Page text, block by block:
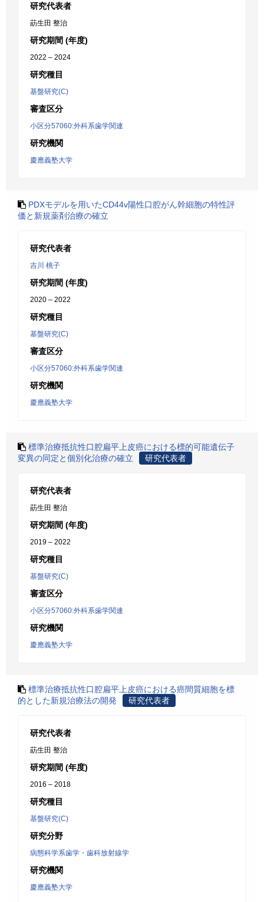
研究代表者
莇生田 整治
研究期間 (年度)
2022 – 2024
研究種目
基盤研究(C)
審査区分
小区分57060:外科系歯学関連
研究機関
慶應義塾大学
PDXモデルを用いたCD44v陽性口腔がん幹細胞の特性評
価と新規薬剤治療の確立
研究代表者
吉川 桃子
研究期間 (年度)
2020 – 2022
研究種目
基盤研究(C)
審査区分
小区分57060:外科系歯学関連
研究機関
慶應義塾大学
標準治療抵抗性口腔扁平上皮癌における標的可能遺伝子
変異の同定と個別化治療の確立
研究代表者
研究代表者
莇生田 整治
研究期間 (年度)
2019 – 2022
研究種目
基盤研究(C)
審査区分
小区分57060:外科系歯学関連
研究機関
慶應義塾大学
標準治療抵抗性口腔扁平上皮癌における癌間質細胞を標
的とした新規治療法の開発
研究代表者
研究代表者
莇生田 整治
研究期間 (年度)
2016 – 2018
研究種目
基盤研究(C)
研究分野
病態科学系歯学・歯科放射線学
研究機関
慶應義塾大学